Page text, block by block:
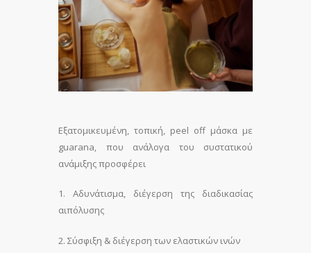
Εξατοµικευµένη, τοπική, peel off µάσκα µε
guarana, που ανάλογα του συστατικού
ανάµιξης προσφέρει
1. Αδυνάτισµα, διέγερση της διαδικασίας
αιπόλυσης
2. Σύσφιξη & διέγερση των ελαστικών ινών